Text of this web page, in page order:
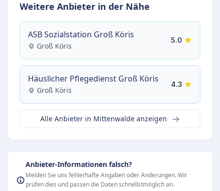
Weitere Anbieter in der Nähe
ASB Sozialstation Groß Köris
Groß Köris
5.0
Häuslicher Pflegedienst Groß Köris
Groß Köris
4.3
Alle Anbieter in Mittenwalde anzeigen
Anbieter-Informationen falsch?
Melden Sie uns fehlerhafte Angaben oder Änderungen. Wir
prüfen dies und passen die Daten schnellstmöglich an.